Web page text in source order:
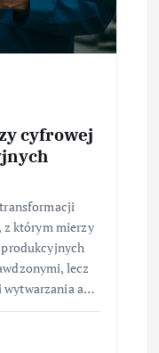
cyfrowej
z którym mierzy
lecz
wytwarzania a…